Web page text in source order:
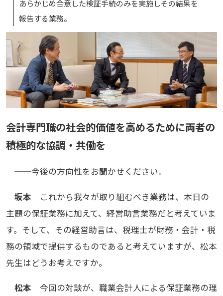
あらかじめ合意した検証手続のみを実施しその結果を
報告する業務。
会計専門職の社会的価値を高めるために両者の
積極的な協調・共働を
──今後の方向性をお聞かせください。
坂本 これから我々が取り組むべき業務は、本日の
主題の保証業務に加えて、経営助言業務だと考えていま
す。そして、その経営助言は、税理士が財務・会計・税
務の領域で提供するものであると考えていますが、松本
先生はどうお考えですか。
松本 今回の対談が、職業会計人による保証業務の理